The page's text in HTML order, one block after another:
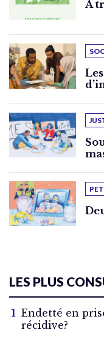
À
LES PLUS
Endetté en
récidive?